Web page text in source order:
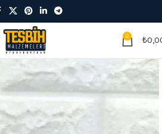
0 ₺